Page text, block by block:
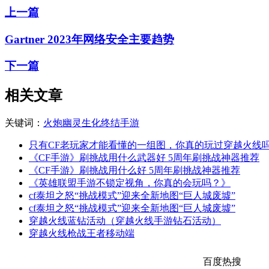
上一篇
Gartner 2023年网络安全主要趋势
下一篇
相关文章
关键词： 火炮幽灵生化终结手游
只有CF老玩家才能看懂的一组图，你真的玩过穿越火线
《CF手游》刷挑战用什么武器好 5周年刷挑战神器推荐
《CF手游》刷挑战用什么好 5周年刷挑战神器推荐
《英雄联盟手游不锁定视角，你真的会玩吗？》
cf泰坦之怒“挑战模式”迎来全新地图“巨人城废墟”
cf泰坦之怒“挑战模式”迎来全新地图“巨人城废墟”
穿越火线蓝钻活动（穿越火线手游钻石活动）
穿越火线枪战王者移动端
百度热搜